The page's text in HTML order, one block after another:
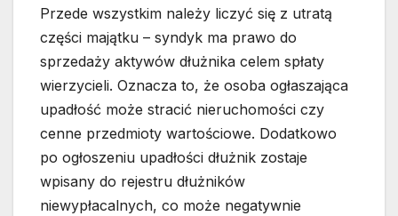
Przede wszystkim należy liczyć się z utratą
części majątku – syndyk ma prawo do
sprzedaży aktywów dłużnika celem spłaty
wierzycieli. Oznacza to, że osoba ogłaszająca
upadłość może stracić nieruchomości czy
cenne przedmioty wartościowe. Dodatkowo
po ogłoszeniu upadłości dłużnik zostaje
wpisany do rejestru dłużników
niewypłacalnych, co może negatywnie